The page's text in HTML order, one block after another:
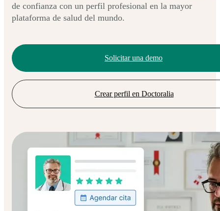
de confianza con un perfil profesional en la mayor
plataforma de salud del mundo.
Solicitar una demo
Crear perfil en Doctoralia